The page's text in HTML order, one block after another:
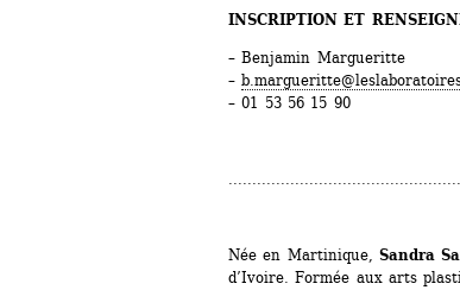
INSCRIPTION ET
– Benjamin Margueritte
–
– 01 53 56 15 90
Née en Martinique, Sandra
d’Ivoire. Formée aux arts